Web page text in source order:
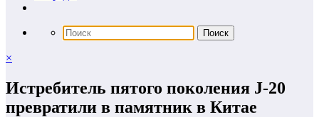
×
Истребитель пятого поколения J-20
превратили в памятник в Китае